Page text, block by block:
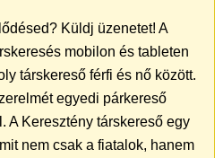
Küldj üzenetet! A
mobilon és tableten
társkereső férfi és nő között.
egyedi párkereső
A Keresztény társkereső egy
nem csak a fiatalok, hanem